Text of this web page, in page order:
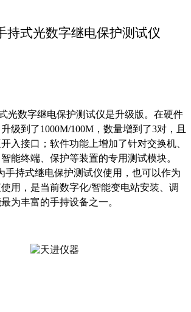
持式光数字继电保护测试仪
光数字继电保护测试仪是升级版。在硬件
级到了1000M/100M，数量增到了3对，且
入接口；软件功能上增加了针对交换机、
能终端、保护等装置的专用测试模块。
手持式继电保护测试仪使用，也可以作为
用，是当前数字化/智能变电站安装、调
为丰富的手持设备之一。